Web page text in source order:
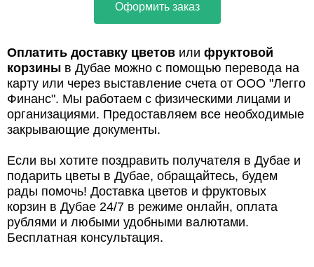
Оформить заказ
Оплатить доставку цветов или фруктовой
корзины в Дубае можно с помощью перевода на
карту или через выставление счета от ООО "Легго
Финанс". Мы работаем с физическими лицами и
организациями. Предоставляем все необходимые
закрывающие документы.
Если вы хотите поздравить получателя в Дубае и
подарить цветы в Дубае, обращайтесь, будем
рады помочь! Доставка цветов и фруктовых
корзин в Дубае 24/7 в режиме онлайн, оплата
рублями и любыми удобными валютами.
Бесплатная консультация.